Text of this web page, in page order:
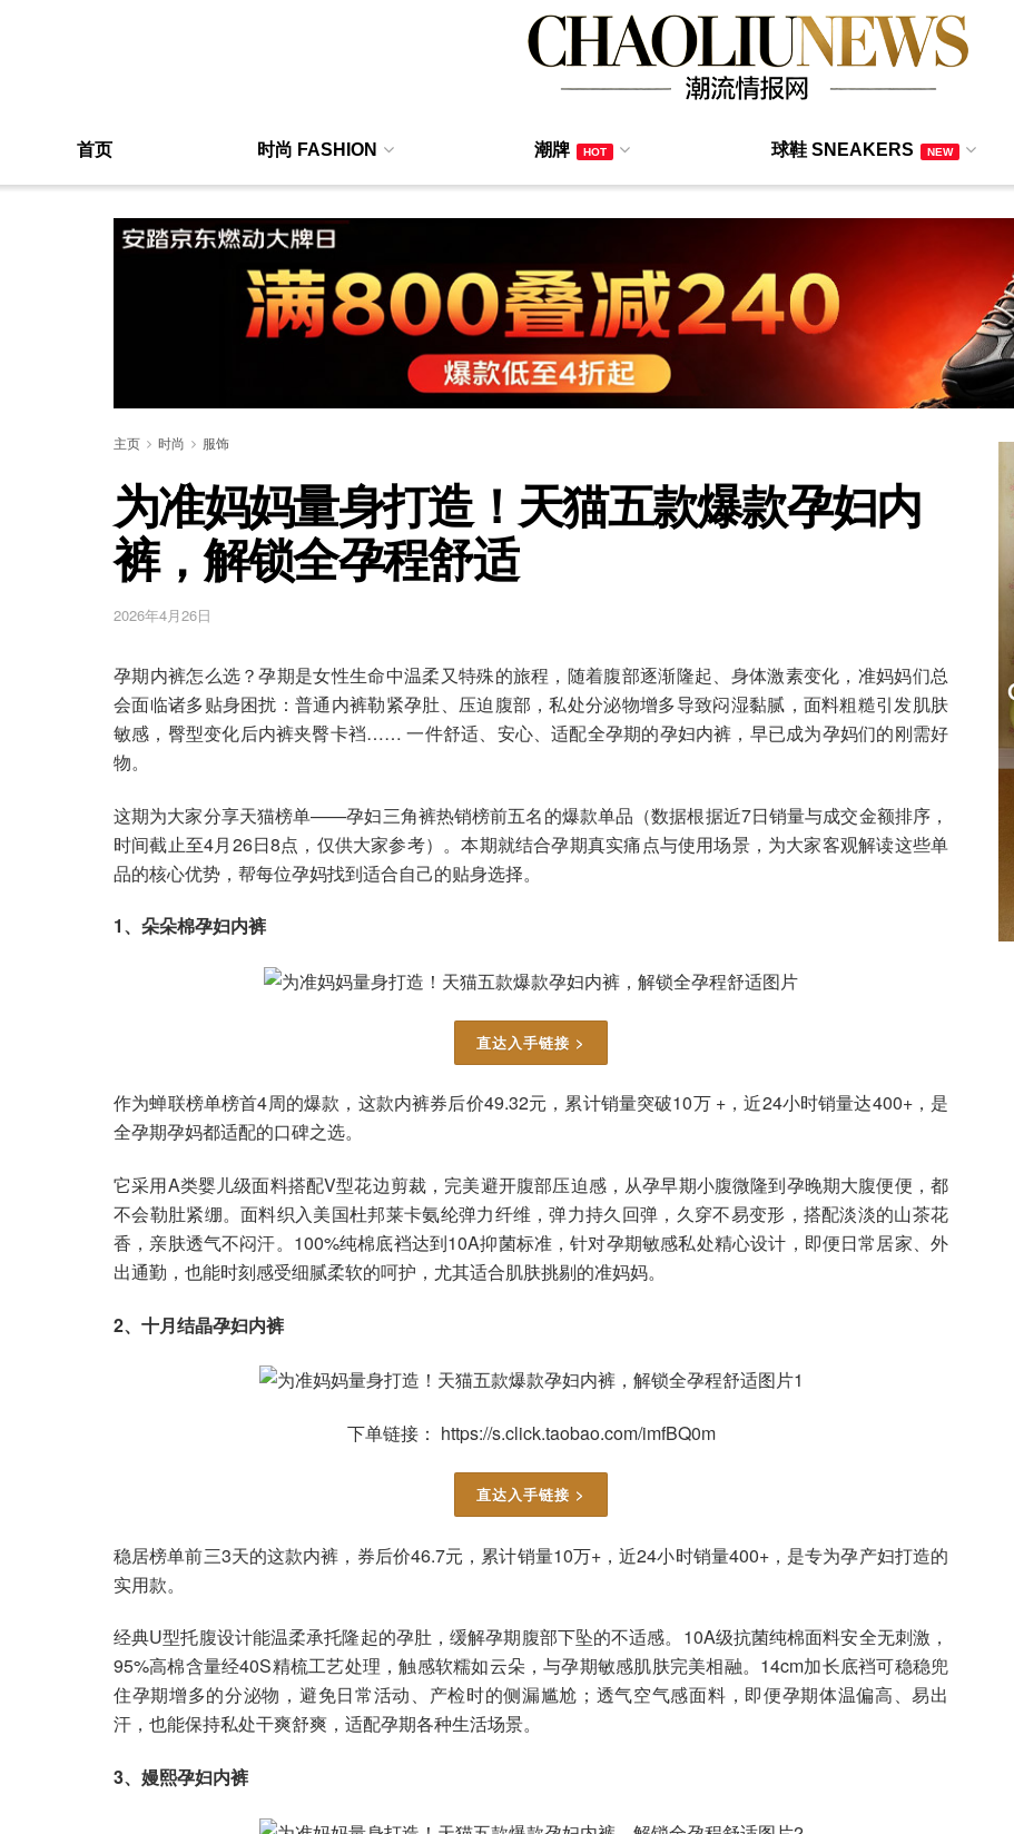
首页 时尚 FASHION 潮牌 HOT 球鞋 SNEAKERS NEW
主页 时尚 服饰
为准妈妈量身打造！天猫五款爆款孕妇内
裤，解锁全孕程舒适
2026年4月26日
孕期内裤怎么选？孕期是女性生命中温柔又特殊的旅程，随着腹部逐渐隆起、身体激素变化，准妈妈们总
会面临诸多贴身困扰：普通内裤勒紧孕肚、压迫腹部，私处分泌物增多导致闷湿黏腻，面料粗糙引发肌肤
敏感，臀型变化后内裤夹臀卡裆…… 一件舒适、安心、适配全孕期的孕妇内裤，早已成为孕妈们的刚需好
物。
这期为大家分享天猫榜单——孕妇三角裤热销榜前五名的爆款单品（数据根据近7日销量与成交金额排序，
时间截止至4月26日8点，仅供大家参考）。本期就结合孕期真实痛点与使用场景，为大家客观解读这些单
品的核心优势，帮每位孕妈找到适合自己的贴身选择。
1、朵朵棉孕妇内裤
直达入手链接 >
作为蝉联榜单榜首4周的爆款，这款内裤券后价49.32元，累计销量突破10万 +，近24小时销量达400+，是
全孕期孕妈都适配的口碑之选。
它采用A类婴儿级面料搭配V型花边剪裁，完美避开腹部压迫感，从孕早期小腹微隆到孕晚期大腹便便，都
不会勒肚紧绷。面料织入美国杜邦莱卡氨纶弹力纤维，弹力持久回弹，久穿不易变形，搭配淡淡的山茶花
香，亲肤透气不闷汗。100%纯棉底裆达到10A抑菌标准，针对孕期敏感私处精心设计，即便日常居家、外
出通勤，也能时刻感受细腻柔软的呵护，尤其适合肌肤挑剔的准妈妈。
2、十月结晶孕妇内裤
下单链接： https://s.click.taobao.com/imfBQ0m
直达入手链接 >
稳居榜单前三3天的这款内裤，券后价46.7元，累计销量10万+，近24小时销量400+，是专为孕产妇打造的
实用款。
经典U型托腹设计能温柔承托隆起的孕肚，缓解孕期腹部下坠的不适感。10A级抗菌纯棉面料安全无刺激，
95%高棉含量经40S精梳工艺处理，触感软糯如云朵，与孕期敏感肌肤完美相融。14cm加长底裆可稳稳兜
住孕期增多的分泌物，避免日常活动、产检时的侧漏尴尬；透气空气感面料，即便孕期体温偏高、易出
汗，也能保持私处干爽舒爽，适配孕期各种生活场景。
3、嫚熙孕妇内裤